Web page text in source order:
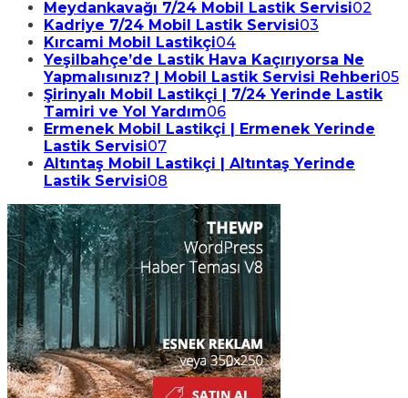
Meydankavağı 7/24 Mobil Lastik Servisi02
Kadriye 7/24 Mobil Lastik Servisi03
Kırcami Mobil Lastikçi04
Yeşilbahçe’de Lastik Hava Kaçırıyorsa Ne
Yapmalısınız? | Mobil Lastik Servisi Rehberi05
Şirinyalı Mobil Lastikçi | 7/24 Yerinde Lastik
Tamiri ve Yol Yardım06
Ermenek Mobil Lastikçi | Ermenek Yerinde
Lastik Servisi07
Altıntaş Mobil Lastikçi | Altıntaş Yerinde
Lastik Servisi08